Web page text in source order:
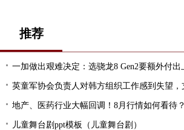
推荐
一加做出艰难决定：选骁龙8 Gen2要额外付出
英童军协会负责人对韩方组织工作感到失望，支持
地产、医药行业大幅回调！8月行情如何看待？
儿童舞台剧ppt模板（儿童舞台剧）